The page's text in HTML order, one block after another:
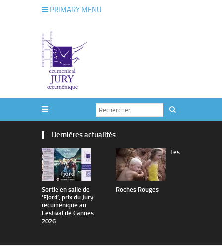
PRIMARY MENU
Dernières actualités
Sortie en salle de
’Fjord’, prix du Jury
œcuménique au
Festival de Cannes
2026
Les
Roches Rouges